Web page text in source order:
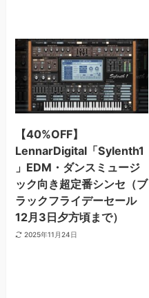
【40%OFF】
LennarDigital「Sylenth1
」EDM・ダンスミュージ
ック向き超定番シンセ（ブ
ラックフライデーセール
12月3日夕方頃まで）
2025年11月24日